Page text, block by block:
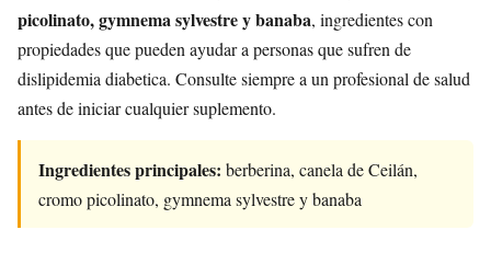
picolinato, gymnema sylvestre y banaba, ingredientes con
propiedades que pueden ayudar a personas que sufren de
dislipidemia diabetica. Consulte siempre a un profesional de salud
antes de iniciar cualquier suplemento.
Ingredientes principales: berberina, canela de Ceilán,
cromo picolinato, gymnema sylvestre y banaba